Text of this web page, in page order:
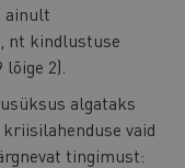
ainult
nt kindlustuse
2).
algataks
vaid
tingimust: